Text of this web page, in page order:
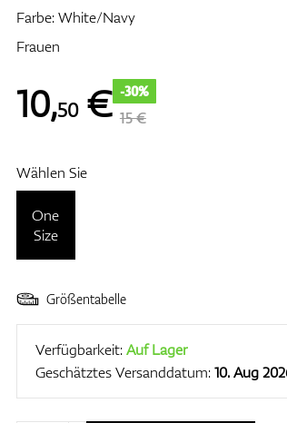
Farbe: White/Navy
Frauen
10,50€ -30%
15 €
Wählen Sie
One
Size
Größentabelle
Verfügbarkeit:Auf Lager
Geschätztes Versanddatum:10. Aug